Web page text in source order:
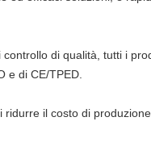
di qualità, tutti i
e di CE/TPED.
il costo di